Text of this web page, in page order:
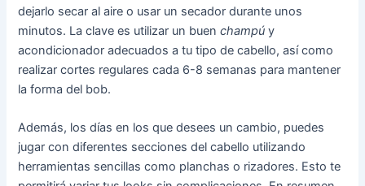
dejarlo secar al aire o usar un secador durante unos
minutos. La clave es utilizar un buenchampú y
acondicionador adecuados a tu tipo de cabello, así como
realizar cortes regulares cada 6-8 semanas para mantener
la forma del bob.
Además, los días en los que desees un cambio, puedes
jugar con diferentes secciones del cabello utilizando
herramientas sencillas como planchas o rizadores. Esto te